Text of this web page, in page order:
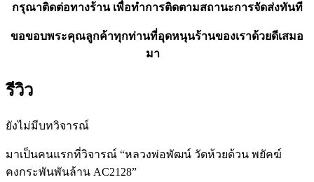
กรุณาติดต่อทางร้าน เพื่อทำการติดตามสถานะการจัดส่งทันที
ขอขอบพระคุณลูกค้าทุกท่านที่อุดหนุนร้านของเราด้วยดีเสมอ
มา
รีวิว
ยังไม่มีบทวิจารณ์
มาเป็นคนแรกที่วิจารณ์ “หลวงพ่อพัฒน์ วัดห้วยด้วน พยัคฆ์
คงกระพันพันล้าน AC2128”